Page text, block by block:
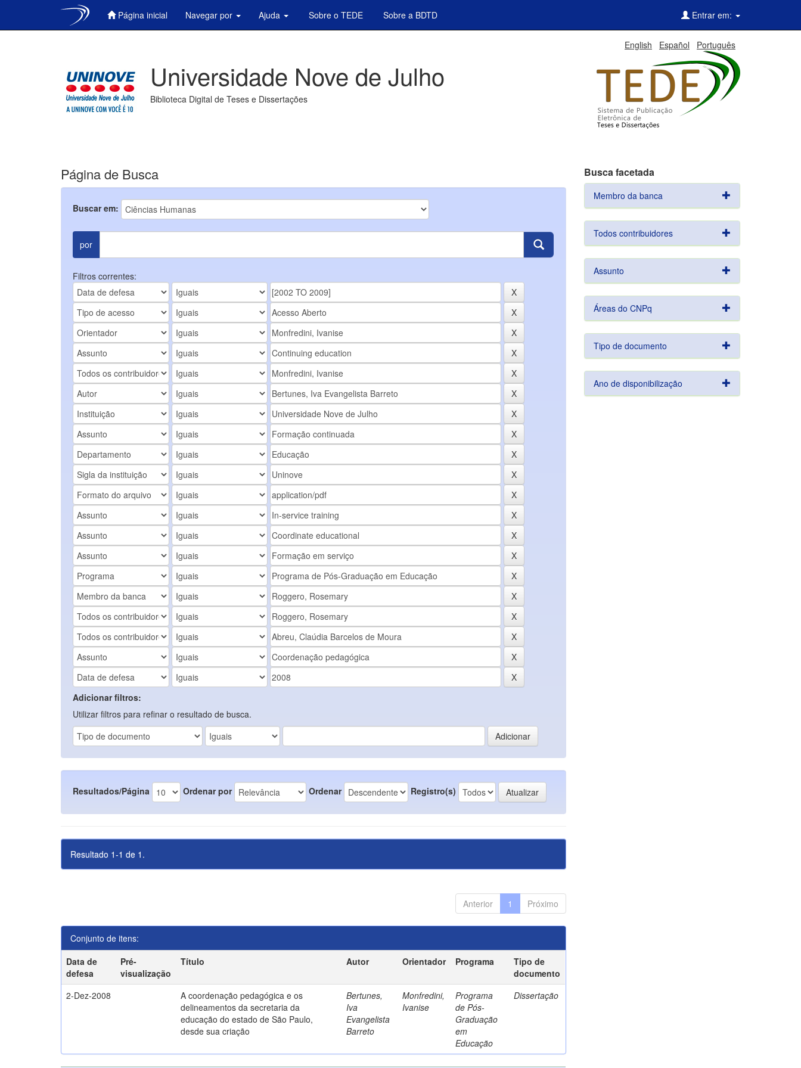
Página inicial Navegar por Ajuda Sobre o TEDE Sobre a BDTD Entrar em:
English Español Português
Universidade Nove de Julho
Biblioteca Digital de Teses e Dissertações
Página de Busca
Buscar em:
por
Filtros correntes:
Adicionar filtros:
Utilizar filtros para refinar o resultado de busca.
Resultados/Página Ordenar por Ordenar Registro(s)
Resultado 1-1 de 1.
Anterior 1 Próximo
Conjunto de itens:
Data de
defesa
Pré-
visualização
Título Autor Orientador Programa
Tipo de
documento
2-Dez-2008
A coordenação pedagógica e os
delineamentos da secretaria da
educação do estado de São Paulo,
desde sua criação
Bertunes,
Iva
Evangelista
Barreto
Monfredini,
Ivanise
Programa
de Pós-
Graduação
em
Educação
Dissertação
Busca facetada
Membro da banca
Todos contribuidores
Assunto
Áreas do CNPq
Tipo de documento
Ano de disponibilização